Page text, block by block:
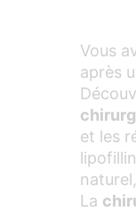
Vous
après
et les
La